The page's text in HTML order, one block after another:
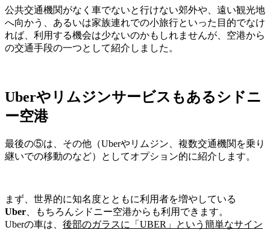
公共交通機関がなく車でないと行けない郊外や、遠い観光地
へ向かう、あるいは家族連れでの小旅行といった目的でなけ
れば、利用する機会は少ないのかもしれませんが、空港から
の交通手段の一つとして紹介しました。
Uberやリムジンサービスもあるシドニ
ー空港
最後の⑤は、その他（Uberやリムジン 、複数交通機関を乗り
継いでの移動のなど）としてオプション的に紹介します。
まず、世界的に知名度とともに利用者を増やしている
Uber 、もちろんシドニー空港からも利用できます。
Uberの車は、 後部のガラスに「UBER」という簡単なサイン